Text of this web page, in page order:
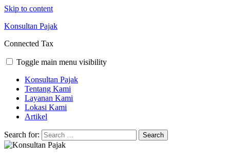
Skip to content
Konsultan Pajak
Connected Tax
Toggle main menu visibility
Konsultan Pajak
Tentang Kami
Layanan Kami
Lokasi Kami
Artikel
Search for: